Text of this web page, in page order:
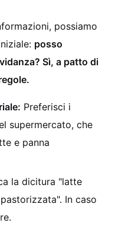
possiamo
posso
Sì, a patto di
Preferisci i
supermercato, che
e panna
la dicitura "latte
In caso